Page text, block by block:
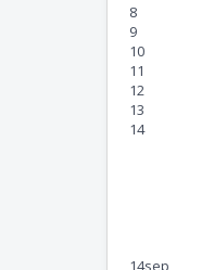
8
9
10
11
12
13
14
14sep